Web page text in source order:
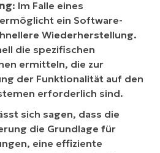
: Im Falle eines
ein Software-
Wiederherstellung.
die spezifischen
ermitteln, die zur
der Funktionalität auf den
erforderlich sind.
sich sagen, dass die
die Grundlage für
eine effiziente